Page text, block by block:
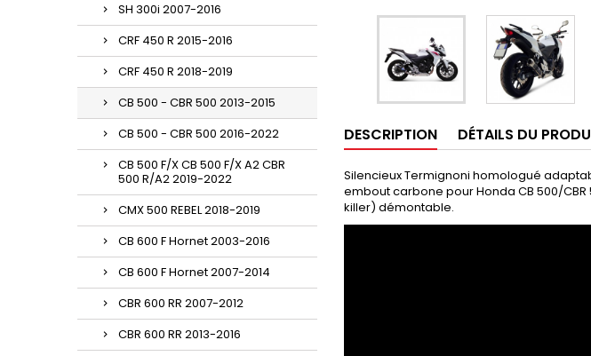
SH 300i 2007-2016
CRF 450 R 2015-2016
CRF 450 R 2018-2019
CB 500 - CBR 500 2013-2015
CB 500 - CBR 500 2016-2022
CB 500 F/X CB 500 F/X A2 CBR
500 R/A2 2019-2022
CMX 500 REBEL 2018-2019
CB 600 F Hornet 2003-2016
CB 600 F Hornet 2007-2014
CBR 600 RR 2007-2012
CBR 600 RR 2013-2016
DESCRIPTION DÉTAILS DU
Silencieux Termignoni homologué
embout carbone pour Honda CB 500/CBR
killer) démontable.